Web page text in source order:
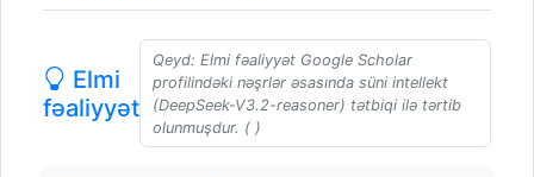
Elmi
fəaliyyət
Qeyd: Elmi fəaliyyət Google Scholar
profilindəki nəşrlər əsasında süni intellekt
(DeepSeek-V3.2-reasoner) tətbiqi ilə tərtib
olunmuşdur. ( )